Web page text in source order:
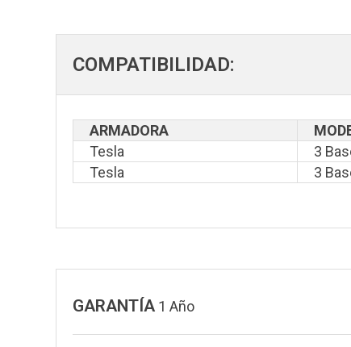
COMPATIBILIDAD:
ARMADORA
Tesla
3
Tesla
3
GARANTÍA 1 Año